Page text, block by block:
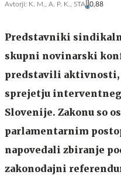
Avtorji: K. M., A. P. K., STA 0,88
Predstavniki
skupni novinarski
predstavili
sprejetju
Slovenije. Zakonu so
parlamentarnim
napovedali zbiranje
zakonodajni